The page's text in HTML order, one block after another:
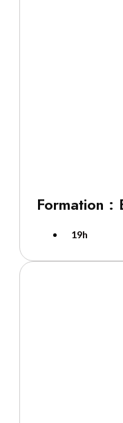
Formation :
19h